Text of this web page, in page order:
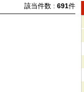
該当件数 : 691件